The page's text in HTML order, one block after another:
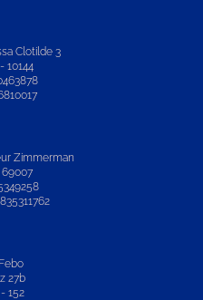
Clotilde 3
10144
Zimmerman
27b
152